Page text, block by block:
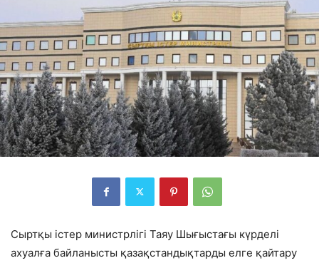
Сыртқы істер министрлігі Таяу Шығыстағы күрделі
ахуалға байланысты қазақстандықтарды елге қайтару